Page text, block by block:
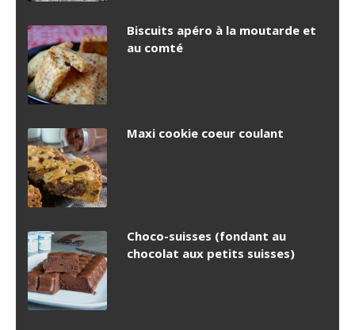
Biscuits apéro à la moutarde et
au comté
Maxi cookie coeur coulant
Choco-suisses (fondant au
chocolat aux petits suisses)